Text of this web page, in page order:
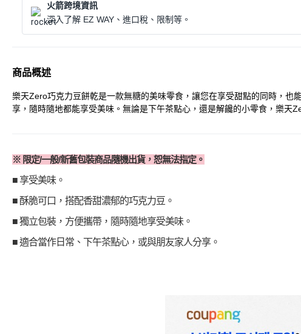
火箭跨境資訊
深入了解 EZ WAY、進口稅、限制等。
商品概述
樂天Zero巧克力豆餅乾是一款無糖的美味零食，讓您在享受甜點的同時，
享，隨時隨地都能享受美味。無論是下午茶點心，還是解饞的小零食，樂天
※ 限定/一般/新舊包裝商品隨機出貨，恕無法指定。
■ 享受美味。
■ 酥脆可口，搭配香甜濃郁的巧克力豆。
■ 獨立包裝，方便攜帶，隨時隨地享受美味。
■ 適合當作日常、下午茶點心，或與朋友家人分享。